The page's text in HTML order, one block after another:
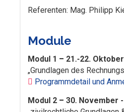
Referenten: Mag. Philipp
Module
Modul 1 – 21.-22.
„Grundlagen des
Programmdetail und
Modul 2 – 30. November